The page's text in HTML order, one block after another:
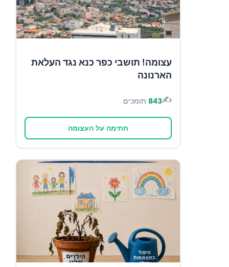
עצומה! תושבי כפר כנא נגד העלאת
הארנונה
✍️
843 תומכים
חתימה על העצומה